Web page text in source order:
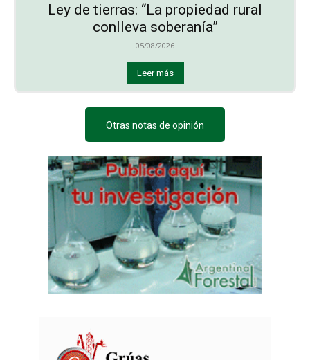
Ley de tierras: “La propiedad rural
conlleva soberanía”
05/08/2026
Leer más
Otras notas de opinión